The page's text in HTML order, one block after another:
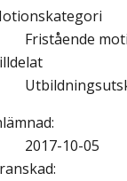
Fristående
:
2017-10-05
: